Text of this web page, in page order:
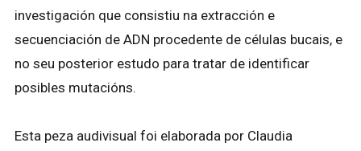
investigación que consistiu na extracción e
secuenciación de ADN procedente de células bucais, e
no seu posterior estudo para tratar de identificar
posibles mutacións.
Esta peza audivisual foi elaborada por Claudia